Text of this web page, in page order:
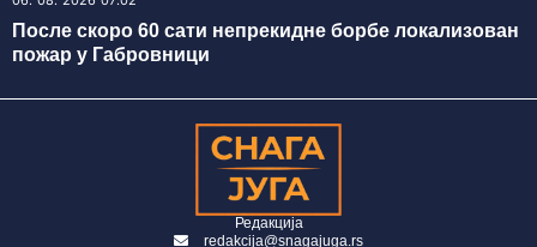
После скоро 60 сати непрекидне борбе локализован
пожар у Габровници
Редакција
redakcija@snagajuga.rs